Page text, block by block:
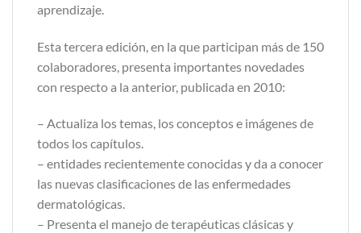
aprendizaje.
Esta tercera edición, en la que participan más de 150
colaboradores, presenta importantes novedades
con respecto a la anterior, publicada en 2010:
– Actualiza los temas, los conceptos e imágenes de
todos los capítulos.
– entidades recientemente conocidas y da a conocer
las nuevas clasificaciones de las enfermedades
dermatológicas.
– Presenta el manejo de terapéuticas clásicas y